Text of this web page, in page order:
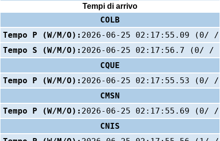
Tempi di arrivo
COLB
Tempo P (W/M/O): 2026-06-25 02:17:55.09 (0/
Tempo S (W/M/O): 2026-06-25 02:17:56.7 (0/ /
CQUE
Tempo P (W/M/O): 2026-06-25 02:17:55.53 (0/
CMSN
Tempo P (W/M/O): 2026-06-25 02:17:55.69 (0/
CNIS